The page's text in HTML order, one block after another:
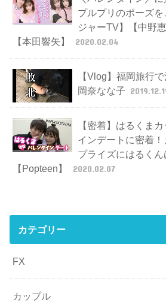
プルプリのポーズ
ジャーTV】【中野
【本田響矢】
2020.02.04
【Vlog】福岡旅行
岡奈なな子
【密着】はるくま
インデートに密着
プライズにはるくん
【Popteen】
2020.02.07
カテゴリー
FX
カップル